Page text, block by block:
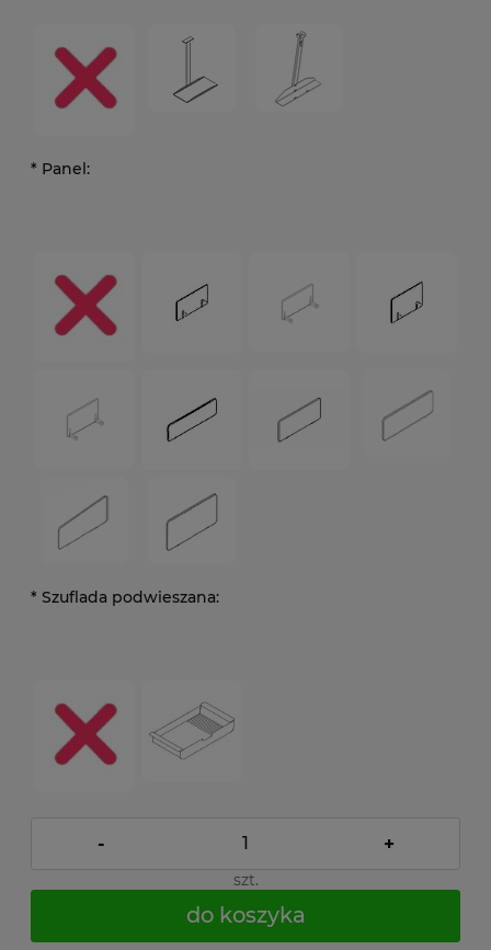
* Panel:
* Szuflada podwieszana:
- +
szt.
do koszyka